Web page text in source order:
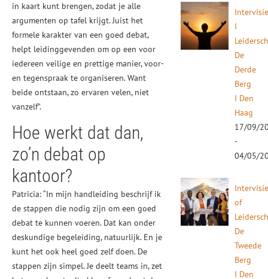
in kaart kunt brengen, zodat je alle
argumenten op tafel krijgt. Juist het
formele karakter van een goed debat,
helpt leidinggevenden om op een voor
iedereen veilige en prettige manier, voor-
en tegenspraak te organiseren. Want
beide ontstaan, zo ervaren velen, niet
vanzelf”.
Hoe werkt dat dan,
zo’n debat op
kantoor?
Patricia: “In mijn handleiding beschrijf ik
de stappen die nodig zijn om een goed
debat te kunnen voeren. Dat kan onder
deskundige begeleiding, natuurlijk. En je
kunt het ook heel goed zelf doen. De
stappen zijn simpel. Je deelt teams in, zet
I
De
Derde
Berg
I Den
Haag
17/09/
-
04/05/
of
De
Tweede
Berg
I Den